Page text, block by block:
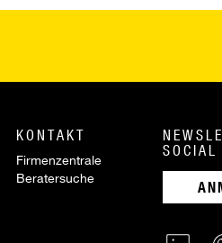
KONTAKT
Firmenzentrale
Beratersuche
SOCIAL